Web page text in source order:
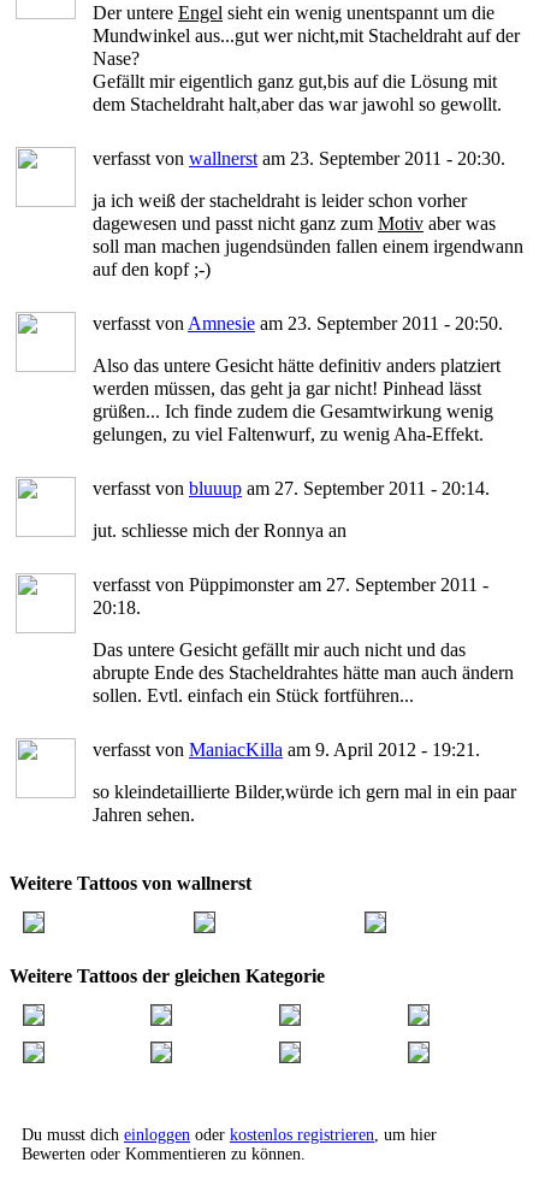
Der untere Engel sieht ein wenig unentspannt um die
Mundwinkel aus...gut wer nicht,mit Stacheldraht auf der
Nase?
Gefällt mir eigentlich ganz gut,bis auf die Lösung mit
dem Stacheldraht halt,aber das war jawohl so gewollt.
verfasst von wallnerst am 23. September 2011 - 20:30.
ja ich weiß der stacheldraht is leider schon vorher
dagewesen und passt nicht ganz zum Motiv aber was
soll man machen jugendsünden fallen einem irgendwann
auf den kopf ;-)
verfasst von Amnesie am 23. September 2011 - 20:50.
Also das untere Gesicht hätte definitiv anders platziert
werden müssen, das geht ja gar nicht! Pinhead lässt
grüßen... Ich finde zudem die Gesamtwirkung wenig
gelungen, zu viel Faltenwurf, zu wenig Aha-Effekt.
verfasst von bluuup am 27. September 2011 - 20:14.
jut. schliesse mich der Ronnya an
verfasst von Püppimonster am 27. September 2011 -
20:18.
Das untere Gesicht gefällt mir auch nicht und das
abrupte Ende des Stacheldrahtes hätte man auch ändern
sollen. Evtl. einfach ein Stück fortführen...
verfasst von ManiacKilla am 9. April 2012 - 19:21.
so kleindetaillierte Bilder,würde ich gern mal in ein paar
Jahren sehen.
Weitere Tattoos von wallnerst
Weitere Tattoos der gleichen Kategorie
Du musst dich einloggen oder kostenlos registrieren , um hier
Bewerten oder Kommentieren zu können.